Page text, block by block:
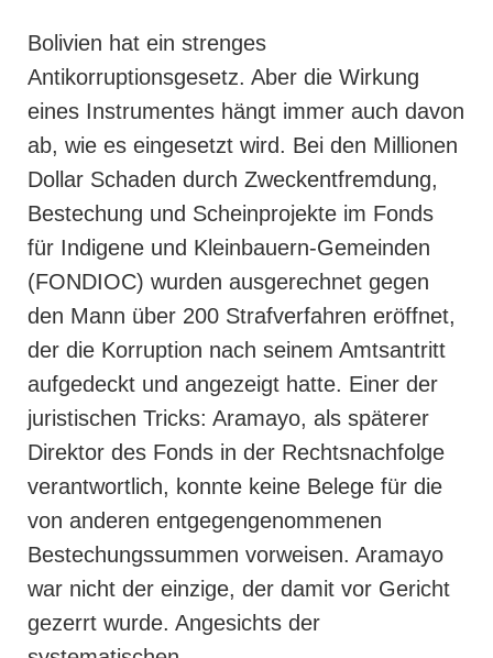
Bolivien hat ein strenges
Antikorruptionsgesetz. Aber die Wirkung
eines Instrumentes hängt immer auch davon
ab, wie es eingesetzt wird. Bei den Millionen
Dollar Schaden durch Zweckentfremdung,
Bestechung und Scheinprojekte im Fonds
für Indigene und Kleinbauern-Gemeinden
(FONDIOC) wurden ausgerechnet gegen
den Mann über 200 Strafverfahren eröffnet,
der die Korruption nach seinem Amtsantritt
aufgedeckt und angezeigt hatte. Einer der
juristischen Tricks: Aramayo, als späterer
Direktor des Fonds in der Rechtsnachfolge
verantwortlich, konnte keine Belege für die
von anderen entgegengenommenen
Bestechungssummen vorweisen. Aramayo
war nicht der einzige, der damit vor Gericht
gezerrt wurde. Angesichts der